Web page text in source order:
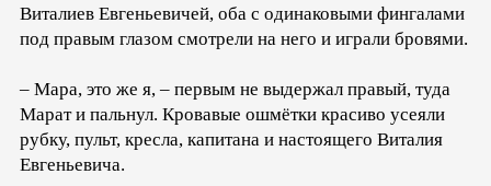
Виталиев Евгеньевичей, оба с одинаковыми фингалами
под правым глазом смотрели на него и играли бровями.
– Мара, это же я, – первым не выдержал правый, туда
Марат и пальнул. Кровавые ошмётки красиво усеяли
рубку, пульт, кресла, капитана и настоящего Виталия
Евгеньевича.